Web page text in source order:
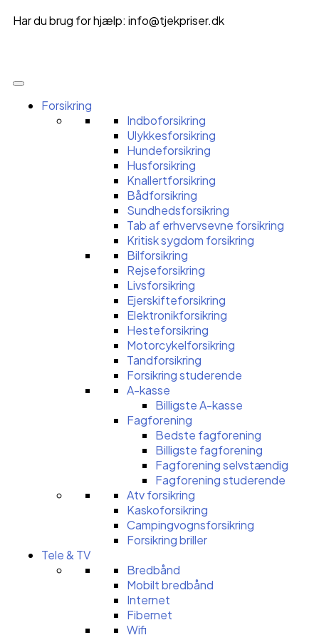
Har du brug for hjælp: info@tjekpriser.dk
Forsikring
Indboforsikring
Ulykkesforsikring
Hundeforsikring
Husforsikring
Knallertforsikring
Bådforsikring
Sundhedsforsikring
Tab af erhvervsevne forsikring
Kritisk sygdom forsikring
Bilforsikring
Rejseforsikring
Livsforsikring
Ejerskifteforsikring
Elektronikforsikring
Hesteforsikring
Motorcykelforsikring
Tandforsikring
Forsikring studerende
A-kasse
Billigste A-kasse
Fagforening
Bedste fagforening
Billigste fagforening
Fagforening selvstændig
Fagforening studerende
Atv forsikring
Kaskoforsikring
Campingvognsforsikring
Forsikring briller
Tele & TV
Bredbånd
Mobilt bredbånd
Internet
Fibernet
Wifi